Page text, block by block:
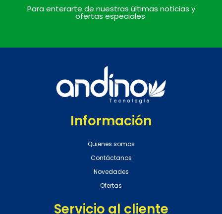
Para enterarte de nuestras últimas noticias y
ofertas especiales.
Información
Quienes somos
Contáctanos
Novedades
Ofertas
Servicio al cliente